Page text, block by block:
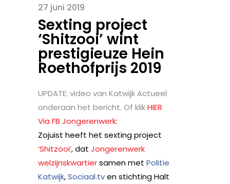
27 juni 2019
Sexting project
‘Shitzooi’ wint
prestigieuze Hein
Roethofprijs 2019
UPDATE: video van Katwijk Actueel
onderaan het bericht. Of klikHIER
Via FB Jongerenwerk:
Zojuist heeft het sexting project
‘Shitzooi’, dat Jongerenwerk
welzijnskwartiersamen met Politie
Katwijk,Sociaal.tven stichting Halt